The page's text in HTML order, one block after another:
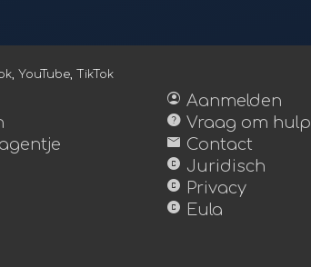
, YouTube, TikTok
account_circle Aanmelden
help Vraag om hulp
mail Contact
copyright Juridisch
copyright Privacy
copyright Eula